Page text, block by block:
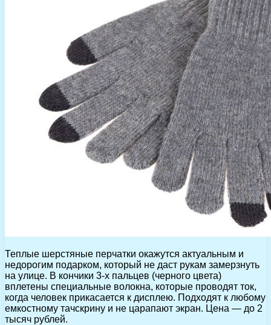
Теплые шерстяные перчатки окажутся актуальным и
недорогим подарком, который не даст рукам замерзнуть
на улице. В кончики 3-х пальцев (черного цвета)
вплетены специальные волокна, которые проводят ток,
когда человек прикасается к дисплею. Подходят к любому
емкостному тачскрину и не царапают экран. Цена — до 2
тысяч рублей.